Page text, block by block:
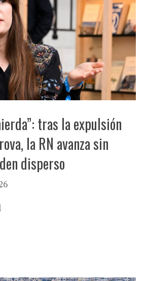
tras la expulsión
la RN avanza sin
disperso